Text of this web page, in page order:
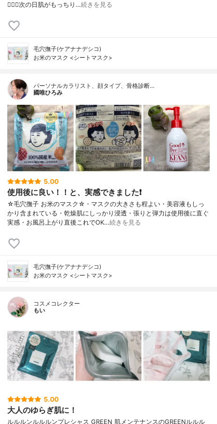
🙆🏻‍♀️次の日肌がもっちり…続きを見る
毛穴撫子(ケアナナデシコ)
お米のマスク <シートマスク>
パーソナルカラリスト、顔タイプ、骨格診断…
國唯ひろみ
5.00
使用後に良い！！と、実感できました❗
☆毛穴撫子 お米のマスク☆・マスクの大きさも程よい・美容液もしっ
かり含まれている・乾燥肌にしっかり浸透・張りと弾力は使用後に直ぐ
実感・お風呂上がり直後これでOK…続きを見る
毛穴撫子(ケアナナデシコ)
お米のマスク <シートマスク>
コスメコレクター
もい
5.00
大人のゆらぎ肌に！
ルルルンルルルンプレシャス GREEN 肌メンテナンスのGREENルルル